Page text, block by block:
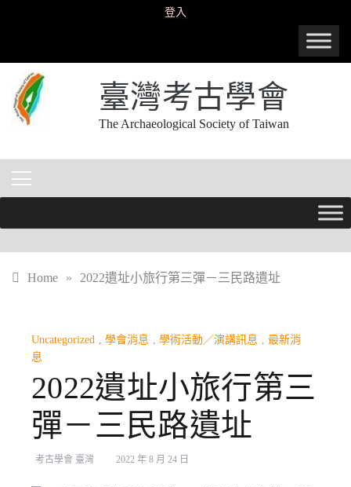
登入
臺灣考古學會
The Archaeological Society of Taiwan
Home » 2022遺址小旅行第三彈－三民路遺址
Uncategorized 學會消息 學術活動／演講訊息
最新消
息
2022遺址小旅行第三
彈－三民路遺址
考古學會 臺灣 2022 年 8 月 24 日